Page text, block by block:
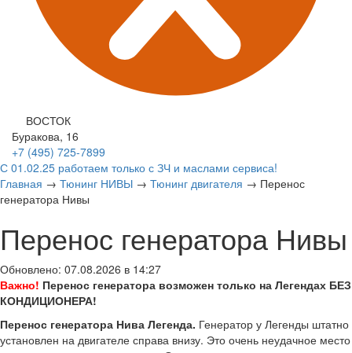
ВОСТОК
Буракова, 16
+7 (495) 725-7899
С 01.02.25 работаем только с ЗЧ и маслами сервиса!
Главная → Тюнинг НИВЫ → Тюнинг двигателя → Перенос
генератора Нивы
Перенос генератора Нивы
Обновлено: 07.08.2026 в 14:27
Важно! Перенос генератора возможен только на Легендах БЕЗ
КОНДИЦИОНЕРА!
Перенос генератора Нива Легенда. Генератор у Легенды штатно
установлен на двигателе справа внизу. Это очень неудачное место